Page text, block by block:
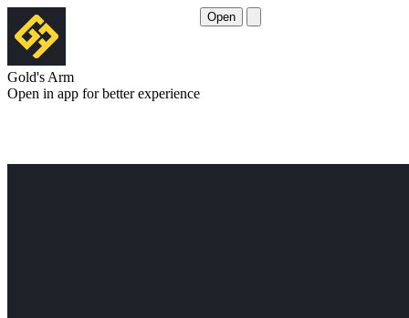
Gold's Arm
Open in app for better experience
Open